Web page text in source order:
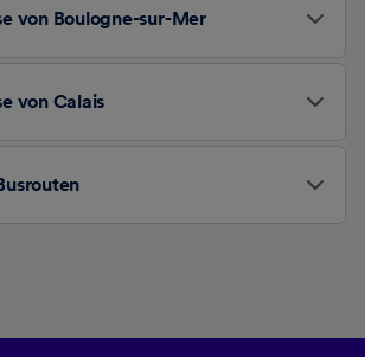
von Boulogne-sur-Mer
von Calais